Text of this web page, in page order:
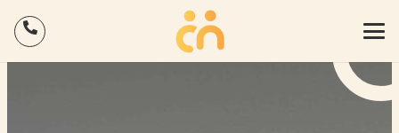
×
Binnen 5 minuten inzicht in hoe jouw HR geregeld is? Doe